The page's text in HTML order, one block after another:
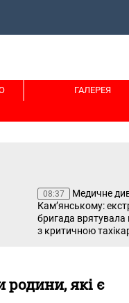
ГАЛЕРЕЯ
08:37
Медичне
Кам’янському:
бригада врятувала
з критичною
родини, які є